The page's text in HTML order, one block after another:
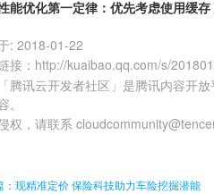
能优化第一定律：优先考虑使用缓存
: 2018-01-22
接 ： http://kuaibao.qq.com/s/
腾讯云开发者社区」是腾讯内容开
。
权，请联系
：现精准定价 保险科技助力车险挖掘潜能